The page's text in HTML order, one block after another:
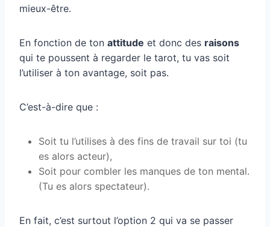
mieux-être.
En fonction de ton attitude et donc des raisons
qui te poussent à regarder le tarot, tu vas soit
l’utiliser à ton avantage, soit pas.
C’est-à-dire que :
Soit tu l’utilises à des fins de travail sur toi (tu
es alors acteur),
Soit pour combler les manques de ton mental.
(Tu es alors spectateur).
En fait, c’est surtout l’option 2 qui va se passer